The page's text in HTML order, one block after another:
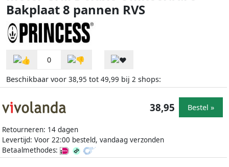
Bakplaat 8 pannen RVS
0
Beschikbaar voor 38,95 tot 49,99 bij 2 shops:
Retourneren: 14 dagen
Levertijd: Voor 22:00 besteld, vandaag verzonden
Betaalmethodes:
38,95 Bestel »